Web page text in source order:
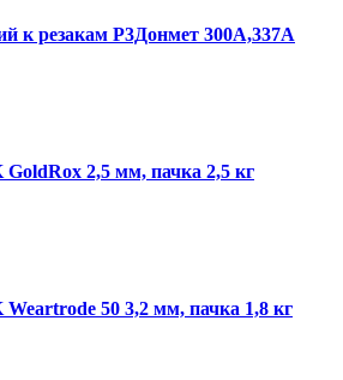
к резакам Р3Донмет 300А,337А
2,5 мм, пачка 2,5 кг
50 3,2 мм, пачка 1,8 кг